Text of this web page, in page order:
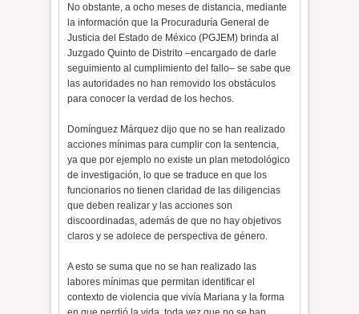
No obstante, a ocho meses de distancia, mediante
la información que la Procuraduría General de
Justicia del Estado de México (PGJEM) brinda al
Juzgado Quinto de Distrito –encargado de darle
seguimiento al cumplimiento del fallo– se sabe que
las autoridades no han removido los obstáculos
para conocer la verdad de los hechos.
Domínguez Márquez dijo que no se han realizado
acciones mínimas para cumplir con la sentencia,
ya que por ejemplo no existe un plan metodológico
de investigación, lo que se traduce en que los
funcionarios no tienen claridad de las diligencias
que deben realizar y las acciones son
discoordinadas, además de que no hay objetivos
claros y se adolece de perspectiva de género.
A esto se suma que no se han realizado las
labores mínimas que permitan identificar el
contexto de violencia que vivía Mariana y la forma